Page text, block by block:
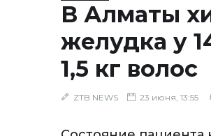
В Алматы
желудка у
1,5 кг волос
ZTB NEWS 23 июня, 13:55